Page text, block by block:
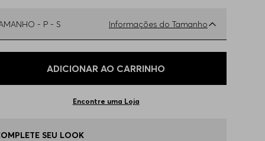
- P - S Informações do Tamanho
- M
ADICIONAR AO CARRINHO
Encontre uma Loja
SEU LOOK